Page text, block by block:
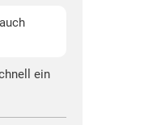
ein